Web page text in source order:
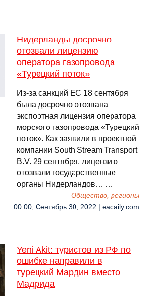
Нидерланды досрочно
отозвали лицензию
оператора газопровода
«Турецкий поток»
Из-за санкций ЕС 18 сентября
была досрочно отозвана
экспортная лицензия оператора
морского газопровода «Турецкий
поток». Как заявили в проектной
компании South Stream Transport
B.V. 29 сентября, лицензию
отозвали государственные
органы Нидерландов… …
Общество, регионы
00:00, Сентябрь 30, 2022 | eadaily.com
Yeni Akit: туристов из РФ по
ошибке направили в
турецкий Мардин вместо
Мадрида